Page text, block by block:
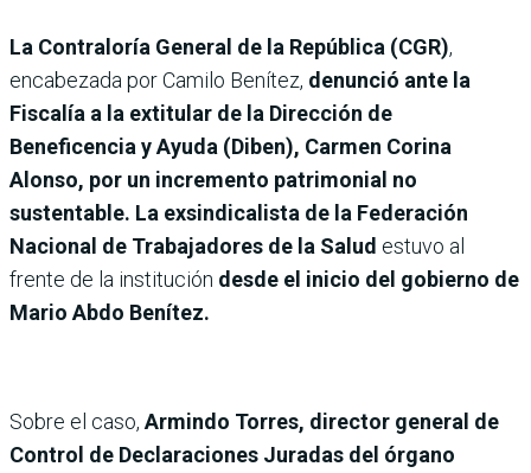
La Contraloría General de la República (CGR),
encabezada por Camilo Benítez, denunció ante la
Fiscalía a la extitular de la Dirección de
Beneficencia y Ayuda (Diben), Carmen Corina
Alonso, por un incremento patrimonial no
sustentable. La exsindicalista de la Federación
Nacional de Trabajadores de la Salud estuvo al
frente de la institución desde el inicio del gobierno de
Mario Abdo Benítez.
Sobre el caso, Armindo Torres, director general de
Control de Declaraciones Juradas del órgano